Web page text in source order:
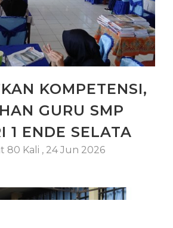
KOMPETENSI,
GURU SMP
1 ENDE SELATA
80 Kali , 24 Jun 2026